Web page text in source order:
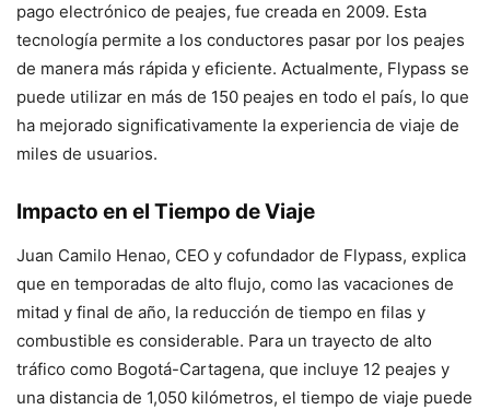
pago electrónico de peajes, fue creada en 2009. Esta
tecnología permite a los conductores pasar por los peajes
de manera más rápida y eficiente. Actualmente, Flypass se
puede utilizar en más de 150 peajes en todo el país, lo que
ha mejorado significativamente la experiencia de viaje de
miles de usuarios.
Impacto en el Tiempo de Viaje
Juan Camilo Henao, CEO y cofundador de Flypass, explica
que en temporadas de alto flujo, como las vacaciones de
mitad y final de año, la reducción de tiempo en filas y
combustible es considerable. Para un trayecto de alto
tráfico como Bogotá-Cartagena, que incluye 12 peajes y
una distancia de 1,050 kilómetros, el tiempo de viaje puede